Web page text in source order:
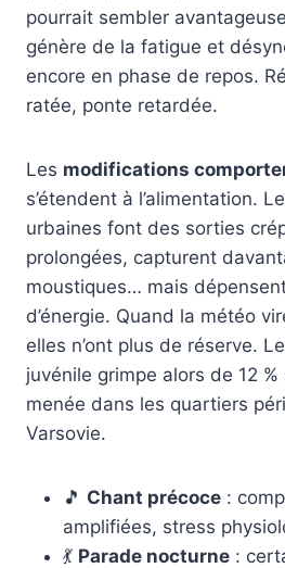
pourrait sembler
génère de la fatigue et
encore en phase de repos.
ratée, ponte retardée.
Les modifications
s’étendent à l’alimentation.
urbaines font des sorties
prolongées, capturent
moustiques… mais
d’énergie. Quand la météo
elles n’ont plus de réserve.
juvénile grimpe alors de 12
menée dans les quartiers
Varsovie.
🎵 Chant précoce :
amplifiées, stress
💃 Parade nocturne :